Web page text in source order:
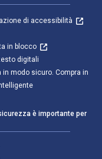
di accessibilità
in blocco
digitali
in modo sicuro. Compra in
è importante per